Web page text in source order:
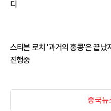
디
스티븐 로치 '과거의 홍콩'은 끝났
진행중
중국뉴